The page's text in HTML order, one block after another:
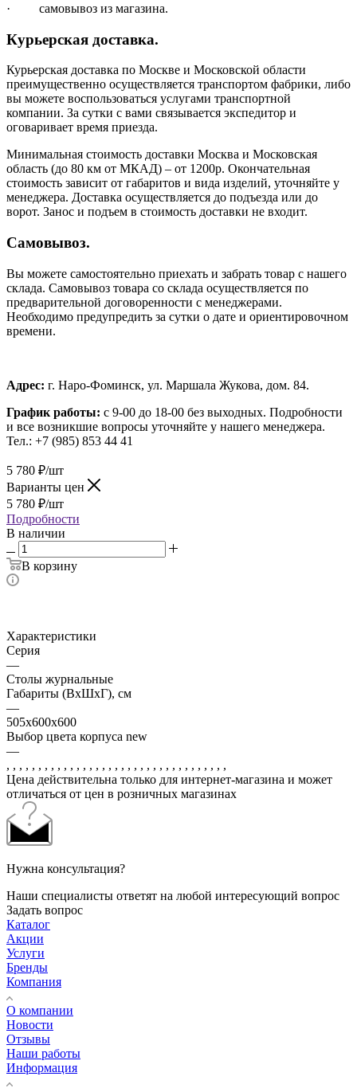
· самовывоз из магазина.
Курьерская доставка.
Курьерская доставка по Москве и Московской области
преимущественно осуществляется транспортом фабрики, либо
вы можете воспользоваться услугами транспортной
компании. За сутки с вами связывается экспедитор и
оговаривает время приезда.
Минимальная стоимость доставки Москва и Московская
область (до 80 км от МКАД) – от 1200р. Окончательная
стоимость зависит от габаритов и вида изделий, уточняйте у
менеджера. Доставка осуществляется до подъезда или до
ворот. Занос и подъем в стоимость доставки не входит.
Самовывоз.
Вы можете самостоятельно приехать и забрать товар с нашего
склада. Самовывоз товара со склада осуществляется по
предварительной договоренности с менеджерами.
Необходимо предупредить за сутки о дате и ориентировочном
времени.
Адрес: г. Наро-Фоминск, ул. Маршала Жукова, дом. 84.
График работы: с 9-00 до 18-00 без выходных. Подробности
и все возникшие вопросы уточняйте у нашего менеджера.
Тел.: +7 (985) 853 44 41
5 780 ₽/шт
Варианты цен
5 780 ₽/шт
Подробности
В наличии
В корзину
Характеристики
Серия
—
Столы журнальные
Габариты (ВхШхГ), см
—
505x600х600
Выбор цвета корпуса new
—
, , , , , , , , , , , , , , , , , , , , , , , , , , , , , , , , , , ,
Цена действительна только для интернет-магазина и может
отличаться от цен в розничных магазинах
Нужна консультация?
Наши специалисты ответят на любой интересующий вопрос
Задать вопрос
Каталог
Акции
Услуги
Бренды
Компания
О компании
Новости
Отзывы
Наши работы
Информация